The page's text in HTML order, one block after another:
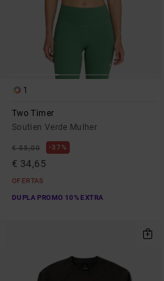
1
Two Timer
Soutien Verde Mulher
€ 55,00 37%
€ 34,65
OFERTAS
DUPLA PROMO 10% EXTRA